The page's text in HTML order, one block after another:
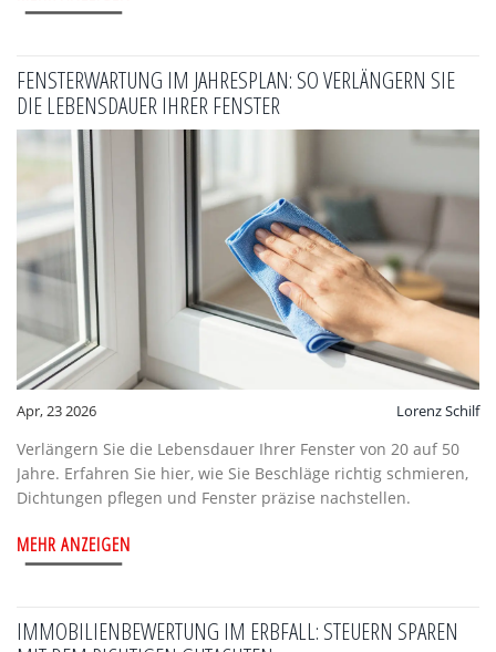
FENSTERWARTUNG IM JAHRESPLAN: SO VERLÄNGERN SIE
DIE LEBENSDAUER IHRER FENSTER
Apr, 23 2026 Lorenz Schilf
Verlängern Sie die Lebensdauer Ihrer Fenster von 20 auf 50
Jahre. Erfahren Sie hier, wie Sie Beschläge richtig schmieren,
Dichtungen pflegen und Fenster präzise nachstellen.
MEHR ANZEIGEN
IMMOBILIENBEWERTUNG IM ERBFALL: STEUERN SPAREN